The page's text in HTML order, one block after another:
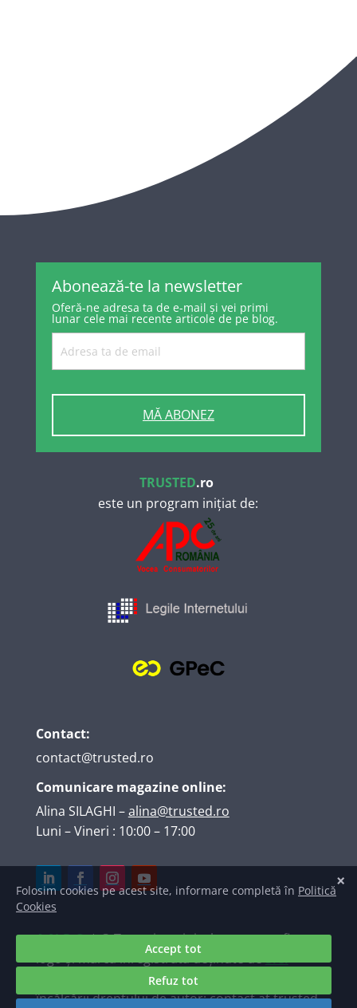
Abonează-te la newsletter
Oferă-ne adresa ta de e-mail și vei primi
lunar cele mai recente articole de pe blog.
MĂ ABONEZ
TRUSTED.ro
este un program inițiat de:
Contact:
contact@trusted.ro
Comunicare magazine online:
Alina SILAGHI –alina@trusted.ro
Luni – Vineri : 10:00 – 17:00
A.N.P.C.| © Texte, imagini, elemente grafice,
logo și marcă înregistrată deținute deS.C.
TRUSTED INTERNET SRL. Raportări ale
încălcării dreptului de autor: contact at trusted